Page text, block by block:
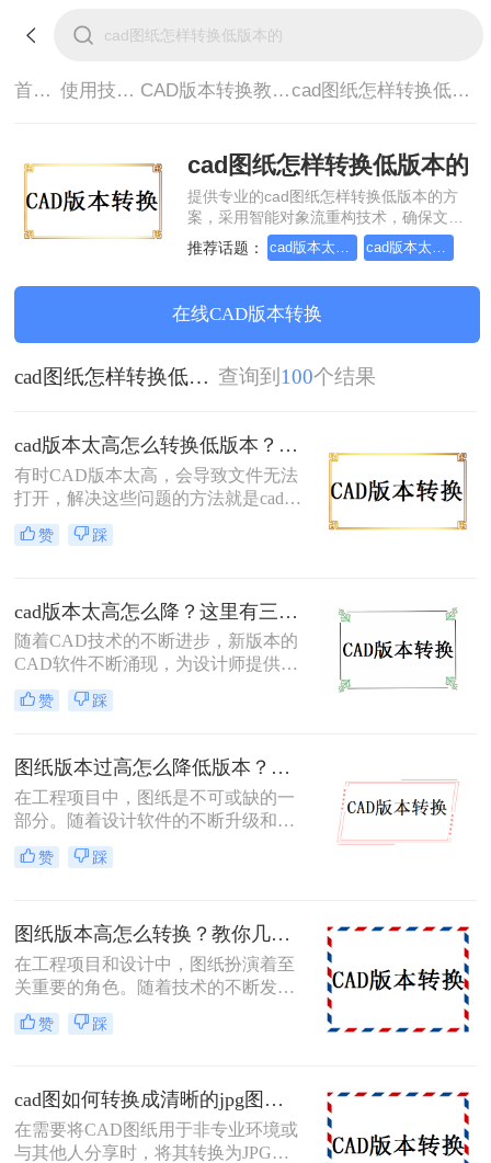
首页> 使用技巧> CAD版本转换教程> cad图纸怎样转换低版本的
cad图纸怎样转换低版本的
提供专业的cad图纸怎样转换低版本的方
案，采用智能对象流重构技术，确保文档
1:1高保真还原且排版不乱码。支持一键批
量处理，全链路 SSL 加密保障隐私安全。
无需安装，高效办公。
推荐话题： cad版本太高怎么转换低版本 cad版本太高如何转换低版本
在线CAD版本转换
cad图纸怎样转换低版本的 查询到 100个结果
cad版本太高怎么转换低版本？教你三招轻松搞定！
有时CAD版本太高，会导致文件无法
打开，解决这些问题的方法就是cad版
本太高怎么转换低版本，那么你知道
怎么cad版本转换器吗？如果不知道，
赞 踩
cad版本太高怎么降？这里有三种降版方法！
随着CAD技术的不断进步，新版本的
CAD软件不断涌现，为设计师提供了
更多的功能和优化。然而，有时我们
可能需要将高版本的CAD文件降为低
容性。那么cad版本太高怎么降呢？本
文将介绍三种将高版本CAD文件降为
低版本的方法，帮助您轻松应对版本
过高的问题。
赞 踩
图纸版本过高怎么降低版本？介绍三种常用的方法！
在工程项目中，图纸是不可或缺的一
部分。随着设计软件的不断升级和更
新，图纸的版本也可能随之增加。然
而，有时候我们会遇到一些情况，需
用。那么，图纸版本过高怎么降低版
本呢？下面将介绍几种常用的方法。
赞 踩
图纸版本高怎么转换？教你几个转换方法！
在工程项目和设计中，图纸扮演着至
关重要的角色。随着技术的不断发展
和软件的不断更新，图纸的版本也可
能不断升级。然而，有时出于兼容
另一种格式。那么图纸版本高怎么转
换呢？本文将介绍几种常用的高版本
图纸转换方法。
赞 踩
cad图如何转换成清晰的jpg图片？分享三个转换方法！
在需要将CAD图纸用于非专业环境或
与其他人分享时，将其转换为JPG图